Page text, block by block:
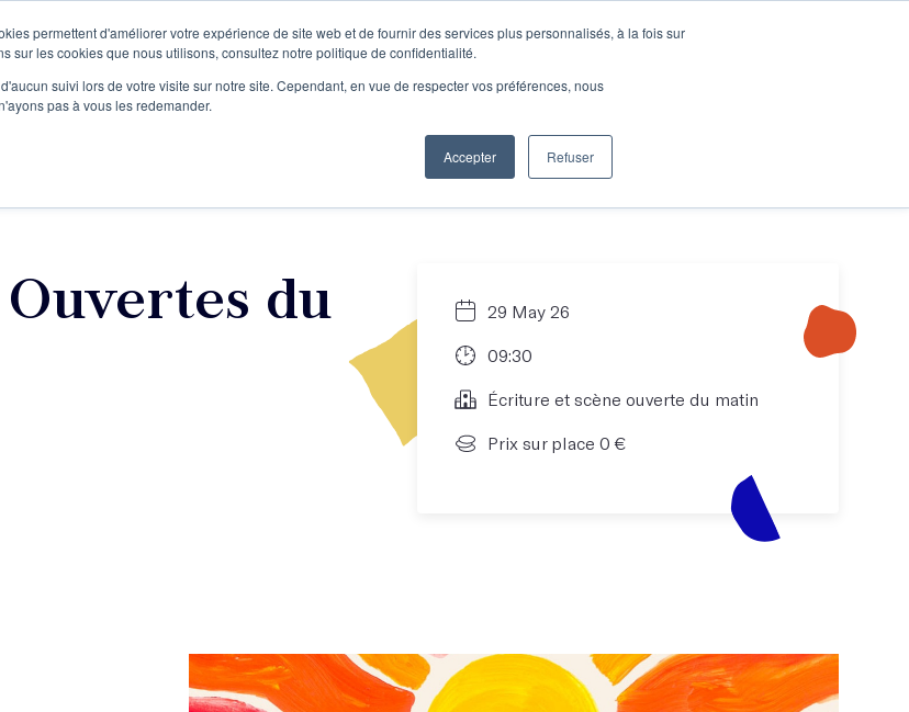
permettent d'améliorer votre expérience de site web et de fournir des services plus personnalisés, à la fois sur
sur les cookies que nous utilisons, consultez notre politique de confidentialité.
suivi lors de votre visite sur notre site. Cependant, en vue de respecter vos préférences, nous
pas à vous les redemander.
Accepter Refuser
L'infolettre Se connecter Je découvre les ateliers
Entreprises
29 May 26
09:30
Écriture et scène ouverte du matin
Prix sur place 0 €
du